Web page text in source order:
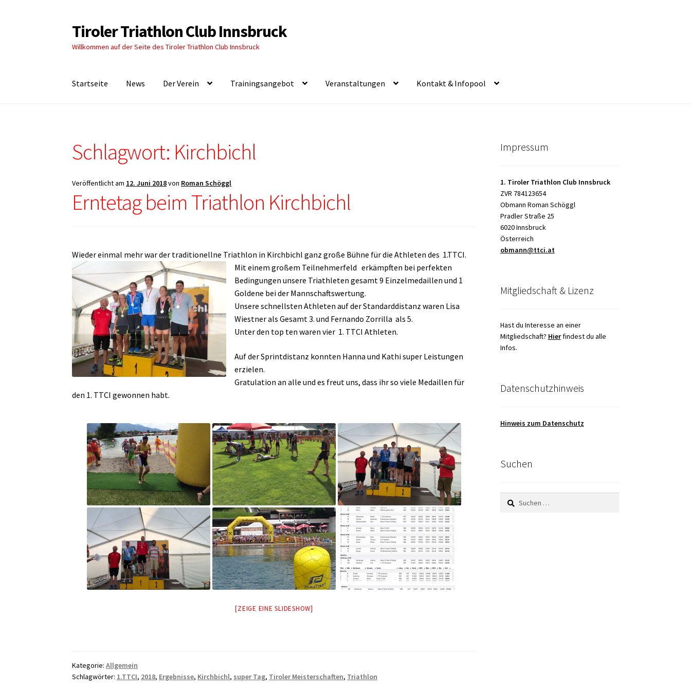
Zur
Navigation
springen
Zum
Inhalt
springen
Tiroler Triathlon Club Innsbruck
Willkommen auf der Seite des Tiroler Triathlon Club Innsbruck
Startseite News Der Verein Trainingsangebot Veranstaltungen Kontakt & Infopool
Schlagwort: Kirchbichl
Veröffentlicht am 12. Juni 2018von Roman Schöggl
Erntetag beim Triathlon Kirchbichl
Wieder einmal mehr war der traditionellne Triathlon in Kirchbichl ganz große Bühne für die Athleten des 1.TTCI.
Mit einem großem Teilnehmerfeld erkämpften bei perfekten
Bedingungen unsere Triathleten gesamt 9 Einzelmedaillen und 1
Goldene bei der Mannschaftswertung.
Unsere schnellsten Athleten auf der Standarddistanz waren Lisa
Wiestner als Gesamt 3. und Fernando Zorrilla als 5.
Unter den top ten waren vier 1. TTCI Athleten.
Auf der Sprintdistanz konnten Hanna und Kathi super Leistungen
erzielen.
Gratulation an alle und es freut uns, dass ihr so viele Medaillen für
den 1. TTCI gewonnen habt.
[ZEIGE EINE SLIDESHOW]
Kategorie:Allgemein
Schlagwörter: 1.TTCI, 2018, Ergebnisse, Kirchbichl, super Tag, Tiroler Meisterschaften, Triathlon
Impressum
1. Tiroler Triathlon Club Innsbruck
ZVR 784123654
Obmann Roman Schöggl
Pradler Straße 25
6020 Innsbruck
Österreich
obmann@ttci.at
Mitgliedschaft & Lizenz
Hast du Interesse an einer
Mitgliedschaft? Hierfindest du alle
Infos.
Datenschutzhinweis
Hinweis zum Datenschutz
Suchen
Suchen
nach: